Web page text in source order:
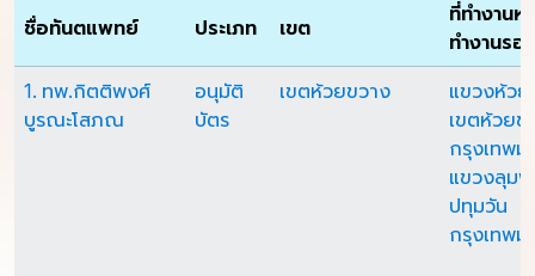
ชื่อทันตแพทย์ ประเภท เขต
ที่ทำงานห
ทำงานรอ
1. ทพ.กิตติพงศ์
บูรณะโสภณ
อนุมัติ
บัตร
เขตห้วยขวาง
แขวงห้วย
เขตห้วยข
กรุงเทพม
แขวงลุมพิ
ปทุมวัน
กรุงเทพม